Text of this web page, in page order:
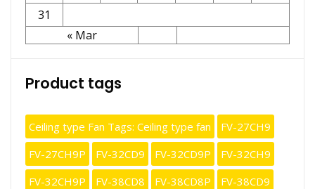
31
« Mar
Product tags
Ceiling type Fan Tags: Ceiling type fan
FV-27CH9
FV-27CH9P
FV-32CD9 FV-32CD9P
FV-32CH9
FV-32CH9P
FV-38CD8 FV-38CD8P
FV-38CD9